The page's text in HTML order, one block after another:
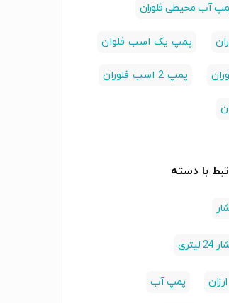
آب محیطی فلوران
پمپ یک اسب فلوان
پمپ 2 اسب فلوران
با دسته
پمپ آب